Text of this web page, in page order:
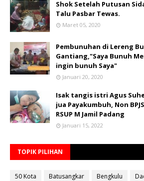
Shok Setelah Putusan
Talu Pasbar Tewas.
Maret 05, 2020
Pembunuhan di Lereng
Gantiang,"Saya Bunuh
ingin bunuh Saya"
Januari 20, 2020
Isak tangis istri Agus
jua Payakumbuh, Non
RSUP M Jamil Padang
Januari 15, 2022
TOPIK PILIHAN
50 Kota Batusangkar Bengkulu